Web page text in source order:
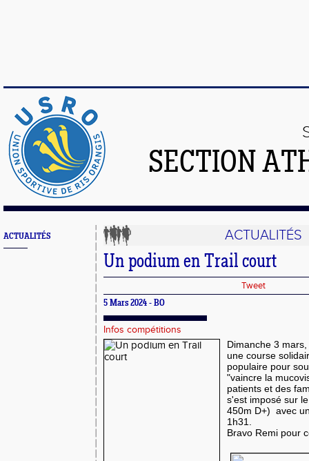
SECTION
ACTUALITÉS ACTUALITÉS
Un podium en Trail court
Tweet
5 Mars 2024 - BO
Infos compétitions
Dimanche 3
une course
populaire pour
"vaincre la
patients et des
s'est imposé sur
450m D+) avec
1h31.
Bravo Remi pour